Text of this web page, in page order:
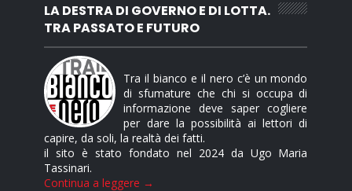
LA DESTRA DI GOVERNO E DI LOTTA.
TRA PASSATO E FUTURO
Tra il bianco e il nero c’è un mondo
di sfumature che chi si occupa di
informazione deve saper cogliere
per dare la possibilità ai lettori di
capire, da soli, la realtà dei fatti.
il sito è stato fondato nel 2024 da Ugo Maria
Tassinari.
Continua a leggere →